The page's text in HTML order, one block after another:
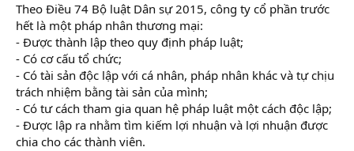
Theo Điều 74 Bộ luật Dân sự 2015, công ty cổ phần trước
hết là một pháp nhân thương mại:
- Được thành lập theo quy định pháp luật;
- Có cơ cấu tổ chức;
- Có tài sản độc lập với cá nhân, pháp nhân khác và tự chịu
trách nhiệm bằng tài sản của mình;
- Có tư cách tham gia quan hệ pháp luật một cách độc lập;
- Được lập ra nhằm tìm kiếm lợi nhuận và lợi nhuận được
chia cho các thành viên.